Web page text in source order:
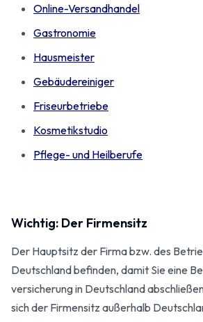
Online-Versandhandel
Gastronomie
Hausmeister
Gebäudereiniger
Friseurbetriebe
Kosmetikstudio
Pflege- und Heilberufe
Wichtig: Der Firmensitz
Der Hauptsitz der Firma bzw. des
Deutschland befinden, damit Sie eine
versicherung in Deutschland
sich der Firmensitz außerhalb